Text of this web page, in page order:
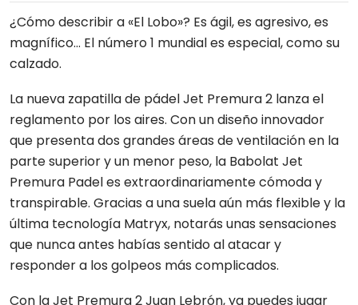
¿Cómo describir a «El Lobo»? Es ágil, es agresivo, es
magnífico... El número 1 mundial es especial, como su
calzado.
La nueva zapatilla de pádel Jet Premura 2 lanza el
reglamento por los aires. Con un diseño innovador
que presenta dos grandes áreas de ventilación en la
parte superior y un menor peso, la Babolat Jet
Premura Padel es extraordinariamente cómoda y
transpirable. Gracias a una suela aún más flexible y la
última tecnología Matryx, notarás unas sensaciones
que nunca antes habías sentido al atacar y
responder a los golpeos más complicados.
Con la Jet Premura 2 Juan Lebrón, ya puedes jugar